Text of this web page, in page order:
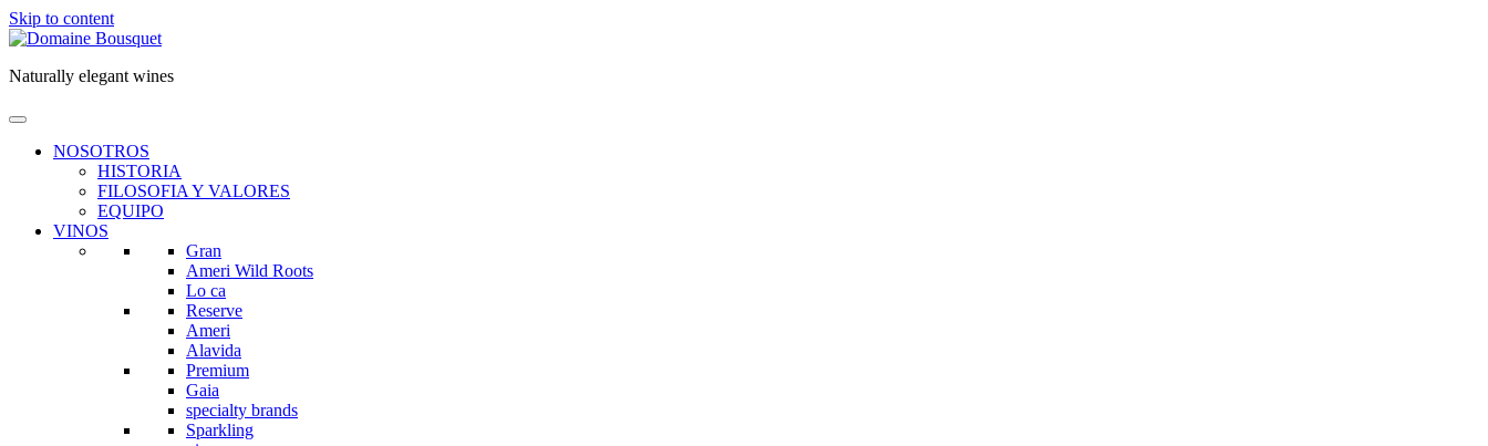
Skip to content
Naturally elegant wines
NOSOTROS
HISTORIA
FILOSOFIA Y VALORES
EQUIPO
VINOS
Gran
Ameri Wild Roots
Lo ca
Reserve
Ameri
Alavida
Premium
Gaia
specialty brands
Sparkling